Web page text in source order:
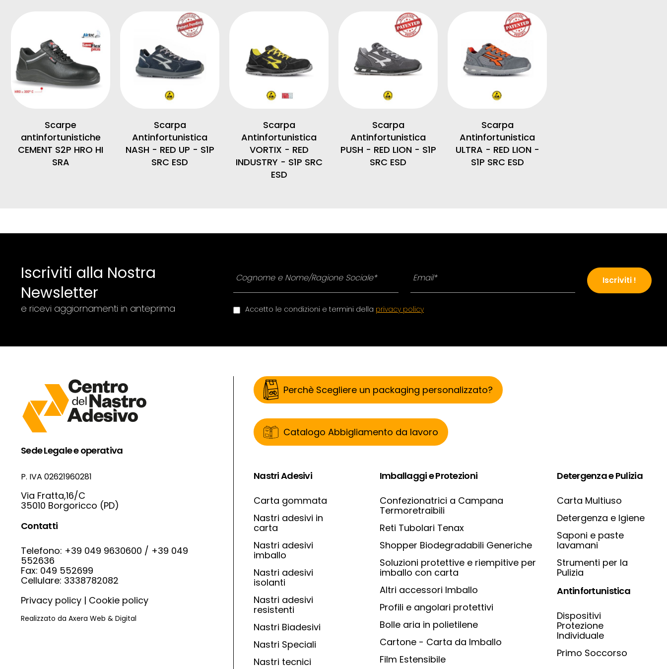
Scarpe
antinfortunistiche
CEMENT S2P HRO HI
SRA
Scarpa
Antinfortunistica
NASH - RED UP - S1P
SRC ESD
Scarpa
Antinfortunistica
VORTIX - RED
INDUSTRY - S1P SRC
ESD
Scarpa
Antinfortunistica
PUSH - RED LION - S1P
SRC ESD
Scarpa
Antinfortunistica
ULTRA - RED LION -
S1P SRC ESD
Iscriviti alla Nostra
Newsletter
e ricevi aggiornamenti in anteprima
Iscriviti !
Accetto le condizioni e termini della privacy policy
Sede Legale e operativa
P. IVA 02621960281
Via Fratta,16/C
35010 Borgoricco (PD)
Contatti
Telefono: +39 049 9630600 / +39 049
552636
Fax: 049 552699
Cellulare: 3338782082
Privacy policy | Cookie policy
Realizzato da Axera Web & Digital
Perchè Scegliere un packaging personalizzato?
Catalogo Abbigliamento da lavoro
Nastri Adesivi
Carta gommata
Nastri adesivi in
carta
Nastri adesivi
imballo
Nastri adesivi
isolanti
Nastri adesivi
resistenti
Nastri Biadesivi
Nastri Speciali
Nastri tecnici
Imballaggi e Protezioni
Confezionatrici a Campana
Termoretraibili
Reti Tubolari Tenax
Shopper Biodegradabili Generiche
Soluzioni protettive e riempitive per
imballo con carta
Altri accessori Imballo
Profili e angolari protettivi
Bolle aria in polietilene
Cartone - Carta da Imballo
Film Estensibile
Detergenza e Pulizia
Carta Multiuso
Detergenza e Igiene
Saponi e paste
lavamani
Strumenti per la
Pulizia
Antinfortunistica
Dispositivi
Protezione
Individuale
Primo Soccorso